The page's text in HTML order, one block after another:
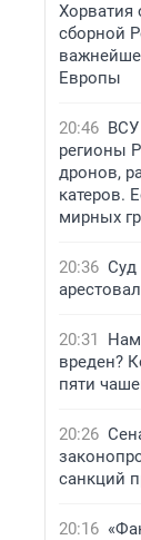
Хорватия
сборной
Европы
20:46
регионы
дронов,
катеров.
мирных
20:36 Суд
20:31
вреден?
пяти
20:26
санкций
20:16